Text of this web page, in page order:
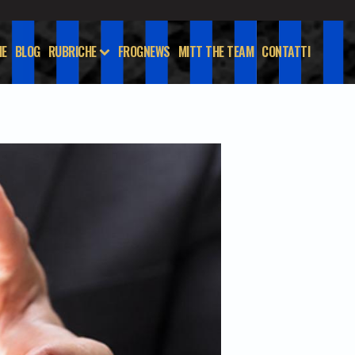
BLOG RUBRICHE FROGNEWS MITT THE TEAM CONTATTI